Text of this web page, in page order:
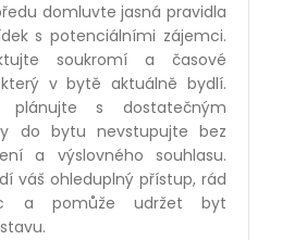
domluvte jasná pravidla
s potenciálními zájemci.
soukromí a časové
v bytě aktuálně bydlí.
plánujte s dostatečným
do bytu nevstupujte bez
a výslovného souhlasu.
váš ohleduplný přístup, rád
a pomůže udržet byt